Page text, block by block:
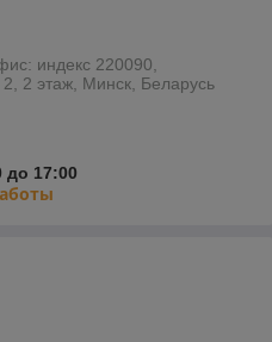
индекс 220090,
2 этаж, Минск, Беларусь
до 17:00